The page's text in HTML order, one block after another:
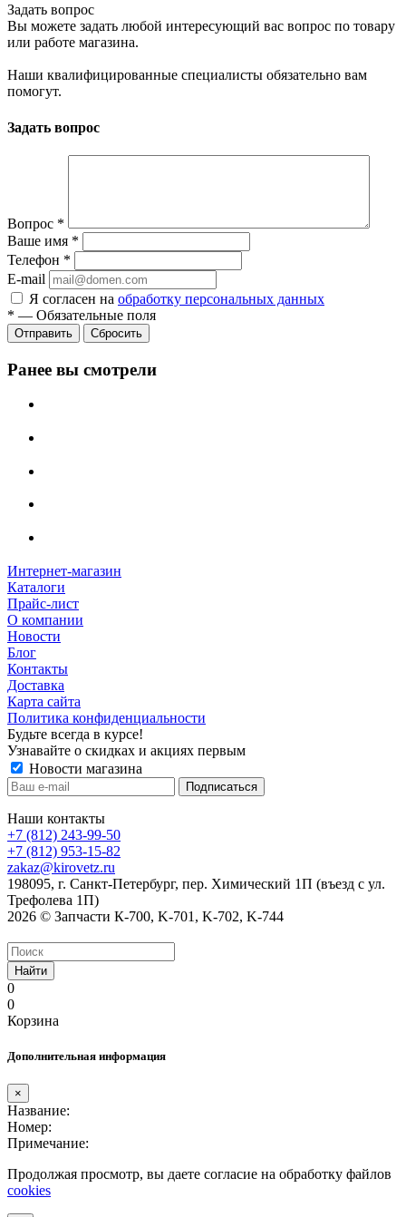
Задать вопрос
Вы можете задать любой интересующий вас вопрос по товару
или работе магазина.
Наши квалифицированные специалисты обязательно вам
помогут.
Задать вопрос
Вопрос *
Ваше имя *
Телефон *
E-mail
Я согласен на обработку персональных данных
* — Обязательные поля
Сбросить
Ранее вы смотрели
Интернет-магазин
Каталоги
Прайс-лист
О компании
Новости
Блог
Контакты
Доставка
Карта сайта
Политика конфиденциальности
Будьте всегда в курсе!
Узнавайте о скидках и акциях первым
Новости магазина
Наши контакты
+7 (812) 243-99-50
+7 (812) 953-15-82
zakaz@kirovetz.ru
198095, г. Санкт-Петербург, пер. Химический 1П (въезд с ул.
Трефолева 1П)
2026 © Запчасти К-700, K-701, K-702, K-744
Найти
0
0
Корзина
Дополнительная информация
×
Название:
Номер:
Примечание:
Продолжая просмотр, вы даете согласие на обработку файлов
cookies